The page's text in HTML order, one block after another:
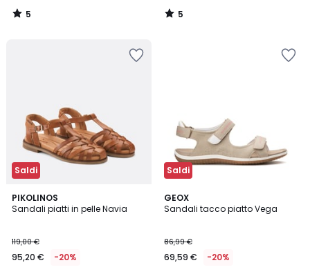
5
/
5
/
Saldi
PIKOLINOS
Sandali piatti in pelle Navia
119,00 €
95,20 € -20%
5
/
2
Colori
Saldi
GEOX
Sandali tacco piatto Vega
86,99 €
69,59 € -20%
5
/